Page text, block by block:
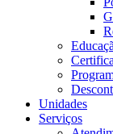
Unidades
Serviços